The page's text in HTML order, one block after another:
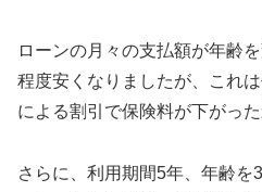
ローンの月々の支払額が年齢
程度安くなりましたが、これ
による割引で保険料が下がった
さらに、利用期間5年、年齢を